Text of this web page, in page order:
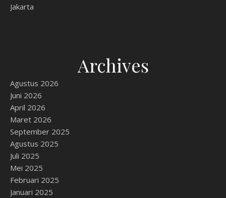
Jakarta
Archives
Agustus 2026
Juni 2026
April 2026
Maret 2026
September 2025
Agustus 2025
Juli 2025
Mei 2025
Februari 2025
Januari 2025